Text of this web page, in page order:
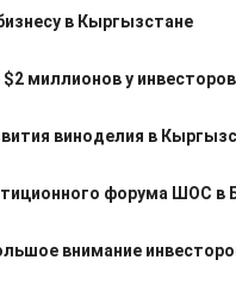
в Кыргызстане
миллионов у инвесторов
виноделия в
форума ШОС в
внимание